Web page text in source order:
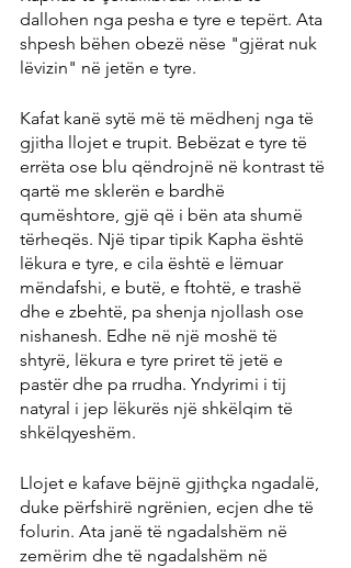
dallohen nga pesha e tyre e tepërt. Ata
shpesh bëhen obezë nëse "gjërat nuk
lëvizin" në jetën e tyre.
Kafat kanë sytë më të mëdhenj nga të
gjitha llojet e trupit. Bebëzat e tyre të
errëta ose blu qëndrojnë në kontrast të
qartë me sklerën e bardhë
qumështore, gjë që i bën ata shumë
tërheqës. Një tipar tipik Kapha është
lëkura e tyre, e cila është e lëmuar
mëndafshi, e butë, e ftohtë, e trashë
dhe e zbehtë, pa shenja njollash ose
nishanesh. Edhe në një moshë të
shtyrë, lëkura e tyre priret të jetë e
pastër dhe pa rrudha. Yndyrimi i tij
natyral i jep lëkurës një shkëlqim të
shkëlqyeshëm.
Llojet e kafave bëjnë gjithçka ngadalë,
duke përfshirë ngrënien, ecjen dhe të
folurin. Ata janë të ngadalshëm në
zemërim dhe të ngadalshëm në